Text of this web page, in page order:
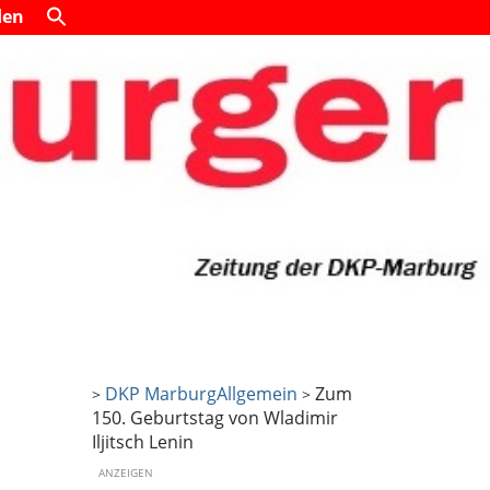
> DKP MarburgAllgemein > Zum
150. Geburtstag von Wladimir
Iljitsch Lenin
ANZEIGEN